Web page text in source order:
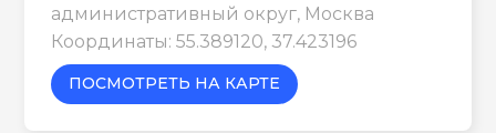
административный округ, Москва
Координаты: 55.389120, 37.423196
ПОСМОТРЕТЬ НА КАРТЕ